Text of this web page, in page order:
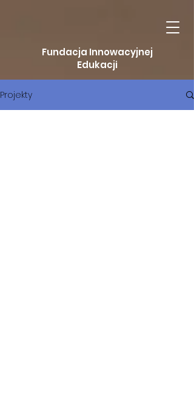
Fundacja Innowacyjnej
Edukacji
Projekty